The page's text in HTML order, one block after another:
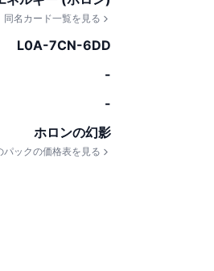
同名カード一覧を見る
L0A-7CN-6DD
-
-
ホロンの幻影
パックの価格表を見る